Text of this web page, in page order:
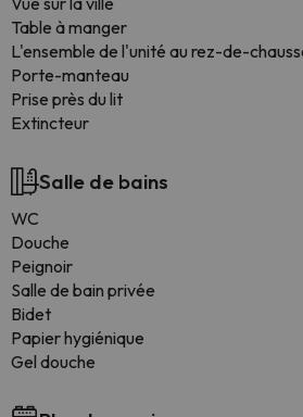
Table à manger
L'ensemble de l'unité au rez-de-
Porte-manteau
Prise près du lit
Extincteur
Salle de bains
WC
Douche
Peignoir
Salle de bain privée
Bidet
Papier hygiénique
Gel douche